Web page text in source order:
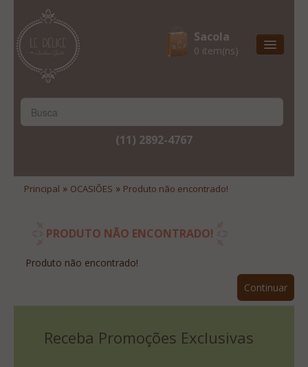
Sacola
0 item(ns)
Natal & 2017
Lista De Desejos
Minha Conta
Site Institucional
Lista De Desejos
(11) 2892-4767
Principal » OCASIÕES » Produto não encontrado!
PRODUTO NÃO ENCONTRADO!
Produto não encontrado!
Continuar
Receba Promoções Exclusivas